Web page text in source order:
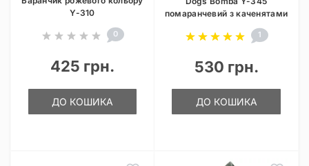
Y-310
0
425 грн.
ДО КОШИКА
помаранчевий з каченятами
1
530 грн.
ДО КОШИКА